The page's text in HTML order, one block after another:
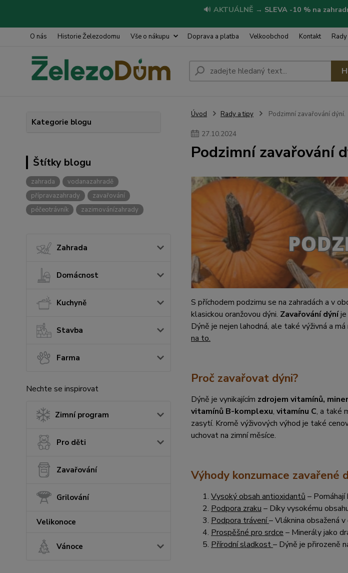
🔊 AKTUÁLNĚ → SLEVA -10 % na
O nás Historie Železodomu Vše o nákupu Doprava a platba Velkoobchod Kontakt
Kategorie blogu
Štítky blogu
zahrada
vodanazahradě
přípravazahrady
zavařování
péčeotrávník
zazimovánízahrady
Zahrada
Domácnost
Kuchyně
Stavba
Farma
Nechte se inspirovat
Zimní program
Pro děti
Zavařování
Grilování
Velikonoce
Vánoce
Úvod Rady a tipy Podzimní zavařování dýní.
27.10.2024
Podzimní zavařování
S příchodem podzimu se na zahradách a v
klasickou oranžovou dýni. Zavařování dýníje
Dýně je nejen lahodná, ale také výživná a má
na to.
Proč zavařovat dýni?
Dýně je vynikajícím zdrojem vitamínů,
vitamínů B-komplexu, vitamínu C, a také
zasytí. Kromě výživových výhod je také
uchovat na zimní měsíce.
Výhody konzumace zavařené
Vysoký obsah antioxidantů –
Podpora zraku – Díky vysokému
Podpora trávení– Vláknina obsažená
Prospěšné pro srdce – Minerály jako
Přírodní sladkost– Dýně je přirozeně